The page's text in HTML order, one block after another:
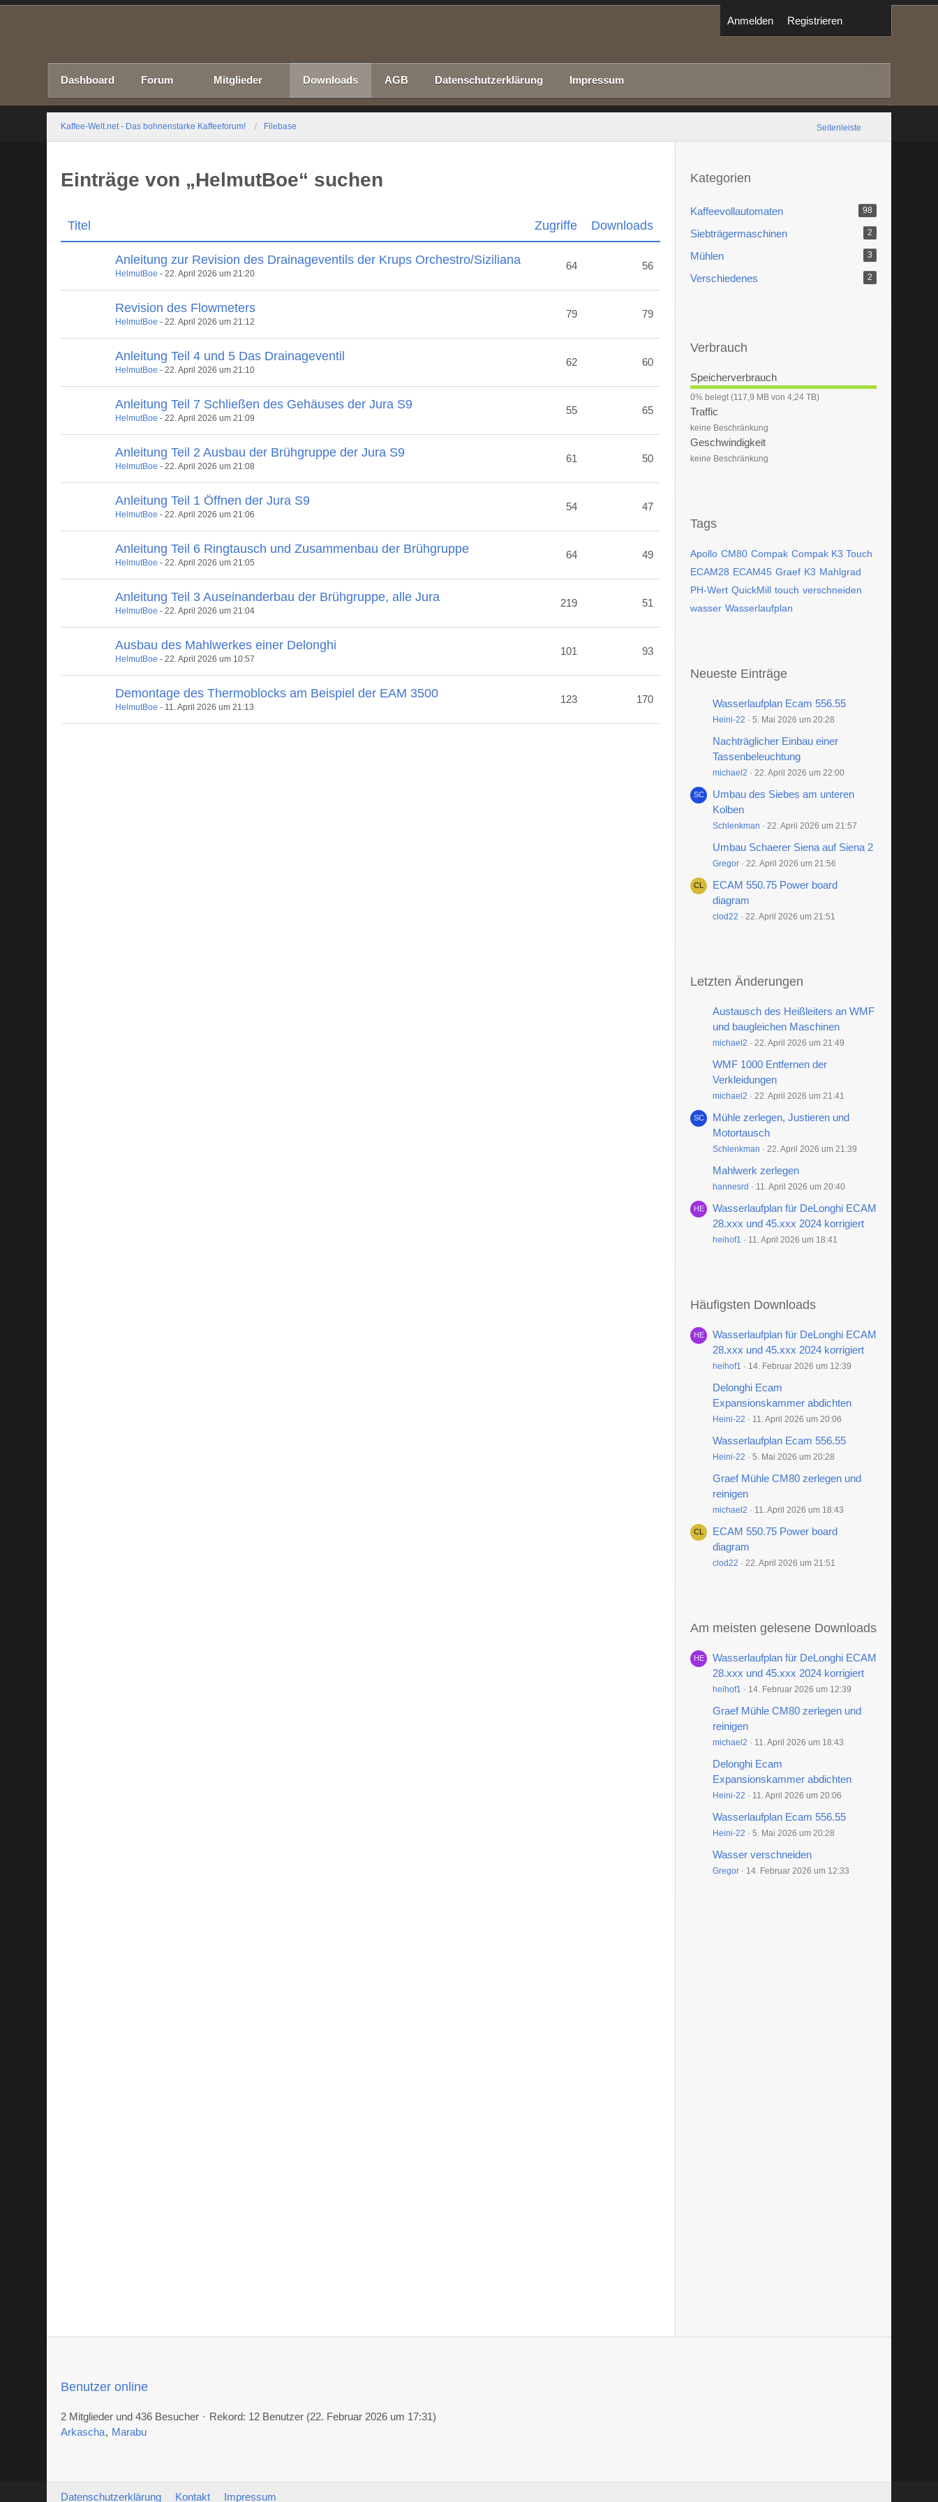
Anmelden Registrieren
Dashboard Forum Mitglieder Downloads AGB Datenschutzerklärung Impressum
Kaffee-Welt.net - Das bohnenstarke Kaffeeforum! Filebase Seitenleiste
Einträge von „HelmutBoe“ suchen
Titel Zugriffe Downloads
Anleitung zur Revision des Drainageventils der Krups Orchestro/Siziliana
HelmutBoe -22. April 2026 um 21:20
64 56
Revision des Flowmeters
HelmutBoe -22. April 2026 um 21:12
79 79
Anleitung Teil 4 und 5 Das Drainageventil
HelmutBoe -22. April 2026 um 21:10
62 60
Anleitung Teil 7 Schließen des Gehäuses der Jura S9
HelmutBoe -22. April 2026 um 21:09
55 65
Anleitung Teil 2 Ausbau der Brühgruppe der Jura S9
HelmutBoe -22. April 2026 um 21:08
61 50
Anleitung Teil 1 Öffnen der Jura S9
HelmutBoe -22. April 2026 um 21:06
54 47
Anleitung Teil 6 Ringtausch und Zusammenbau der Brühgruppe
HelmutBoe -22. April 2026 um 21:05
64 49
Anleitung Teil 3 Auseinanderbau der Brühgruppe, alle Jura
HelmutBoe -22. April 2026 um 21:04
219 51
Ausbau des Mahlwerkes einer Delonghi
HelmutBoe -22. April 2026 um 10:57
101 93
Demontage des Thermoblocks am Beispiel der EAM 3500
HelmutBoe - 11. April 2026 um 21:13
123 170
Kategorien
Kaffeevollautomaten 98
Siebträgermaschinen 2
Mühlen 3
Verschiedenes 2
Verbrauch
Speicherverbrauch
0
%
0% belegt (117,9 MB von 4,24 TB)
Traffic
keine Beschränkung
Geschwindigkeit
keine Beschränkung
Tags
Apollo CM80 Compak Compak K3 Touch
ECAM28 ECAM45 Graef K3 Mahlgrad
PH-Wert QuickMill touch verschneiden
wasser Wasserlaufplan
Neueste Einträge
Wasserlaufplan Ecam 556.55
Heini-22 5. Mai 2026 um 20:28
Nachträglicher Einbau einer
Tassenbeleuchtung
michael2 22. April 2026 um 22:00
Umbau des Siebes am unteren
Kolben
Schlenkman 22. April 2026 um 21:57
Umbau Schaerer Siena auf Siena 2
Gregor 22. April 2026 um 21:56
ECAM 550.75 Power board
diagram
clod22 22. April 2026 um 21:51
Letzten Änderungen
Austausch des Heißleiters an WMF
und baugleichen Maschinen
michael2 22. April 2026 um 21:49
WMF 1000 Entfernen der
Verkleidungen
michael2 22. April 2026 um 21:41
Mühle zerlegen, Justieren und
Motortausch
Schlenkman 22. April 2026 um 21:39
Mahlwerk zerlegen
hannesrd 11. April 2026 um 20:40
Wasserlaufplan für DeLonghi ECAM
28.xxx und 45.xxx 2024 korrigiert
heihof1 11. April 2026 um 18:41
Häufigsten Downloads
Wasserlaufplan für DeLonghi ECAM
28.xxx und 45.xxx 2024 korrigiert
heihof1 14. Februar 2026 um 12:39
Delonghi Ecam
Expansionskammer abdichten
Heini-22 11. April 2026 um 20:06
Wasserlaufplan Ecam 556.55
Heini-22 5. Mai 2026 um 20:28
Graef Mühle CM80 zerlegen und
reinigen
michael2 11. April 2026 um 18:43
ECAM 550.75 Power board
diagram
clod22 22. April 2026 um 21:51
Am meisten gelesene Downloads
Wasserlaufplan für DeLonghi ECAM
28.xxx und 45.xxx 2024 korrigiert
heihof1 14. Februar 2026 um 12:39
Graef Mühle CM80 zerlegen und
reinigen
michael2 11. April 2026 um 18:43
Delonghi Ecam
Expansionskammer abdichten
Heini-22 11. April 2026 um 20:06
Wasserlaufplan Ecam 556.55
Heini-22 5. Mai 2026 um 20:28
Wasser verschneiden
Gregor 14. Februar 2026 um 12:33
Benutzer online
2 Mitglieder und 436 Besucher Rekord: 12 Benutzer (22. Februar 2026 um 17:31)
Arkascha
Marabu
Datenschutzerklärung Kontakt Impressum